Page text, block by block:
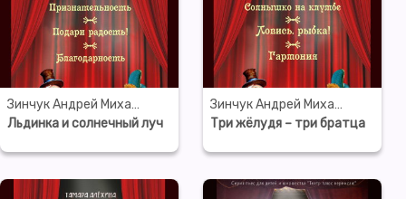
Зинчук Андрей Михайлович
Льдинка и солнечный луч
Зинчук Андрей Михайлович
Три жёлудя – три братца